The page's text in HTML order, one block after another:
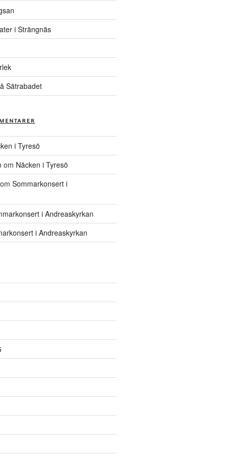
i Strängnäs
Sätrabadet
i Tyresö
om Näcken i Tyresö
Sommarkonsert i
i Andreaskyrkan
i Andreaskyrkan